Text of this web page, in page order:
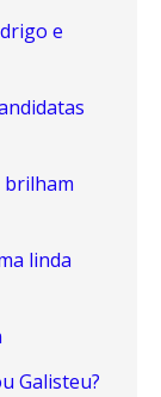
e
brilham
linda
Galisteu?